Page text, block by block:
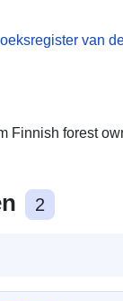
van
Finnish forest
2